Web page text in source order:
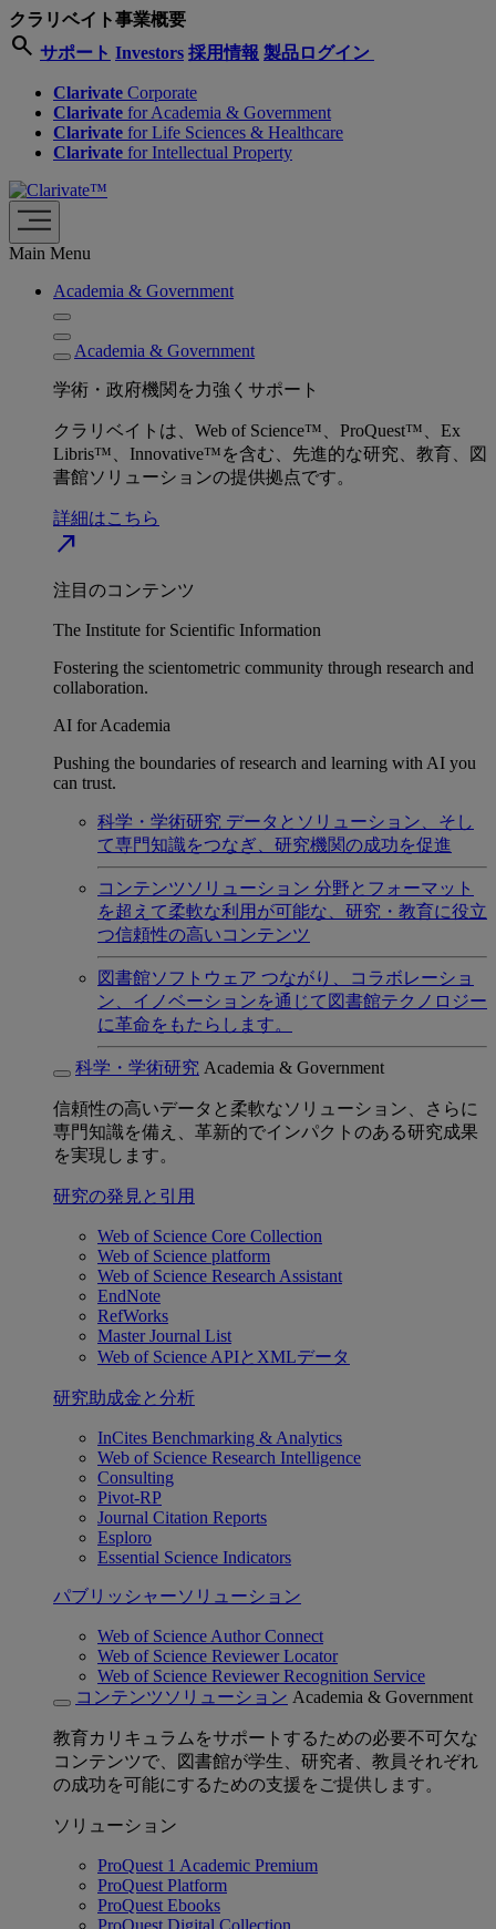
クラリベイト事業概要
search サポート Investors 採用情報 製品ログイン
Clarivate Corporate
Clarivate for Academia & Government
Clarivate for Life Sciences & Healthcare
Clarivate for Intellectual Property
Main Menu
Academia & Government
Academia & Government
学術・政府機関を力強くサポート
クラリベイトは、Web of Science™、ProQuest™、Ex
Libris™、Innovative™を含む、先進的な研究、教育、図
書館ソリューションの提供拠点です。
詳細はこちら
north_east
注目のコンテンツ
The Institute for Scientific Information
Fostering the scientometric community through research and
collaboration.
AI for Academia
Pushing the boundaries of research and learning with AI you
can trust.
科学・学術研究 データとソリューション、そし
て専門知識をつなぎ、研究機関の成功を促進
コンテンツソリューション 分野とフォーマット
を超えて柔軟な利用が可能な、研究・教育に役立
つ信頼性の高いコンテンツ
図書館ソフトウェア つながり、コラボレーショ
ン、イノベーションを通じて図書館テクノロジー
に革命をもたらします。
科学・学術研究 Academia & Government
信頼性の高いデータと柔軟なソリューション、さらに
専門知識を備え、革新的でインパクトのある研究成果
を実現します。
研究の発見と引用
Web of Science Core Collection
Web of Science platform
Web of Science Research Assistant
EndNote
RefWorks
Master Journal List
Web of Science APIとXMLデータ
研究助成金と分析
InCites Benchmarking & Analytics
Web of Science Research Intelligence
Consulting
Pivot-RP
Journal Citation Reports
Esploro
Essential Science Indicators
パブリッシャーソリューション
Web of Science Author Connect
Web of Science Reviewer Locator
Web of Science Reviewer Recognition Service
コンテンツソリューション Academia & Government
教育カリキュラムをサポートするための必要不可欠な
コンテンツで、図書館が学生、研究者、教員それぞれ
の成功を可能にするための支援をご提供します。
ソリューション
ProQuest 1 Academic Premium
ProQuest Platform
ProQuest Ebooks
ProQuest Digital Collection